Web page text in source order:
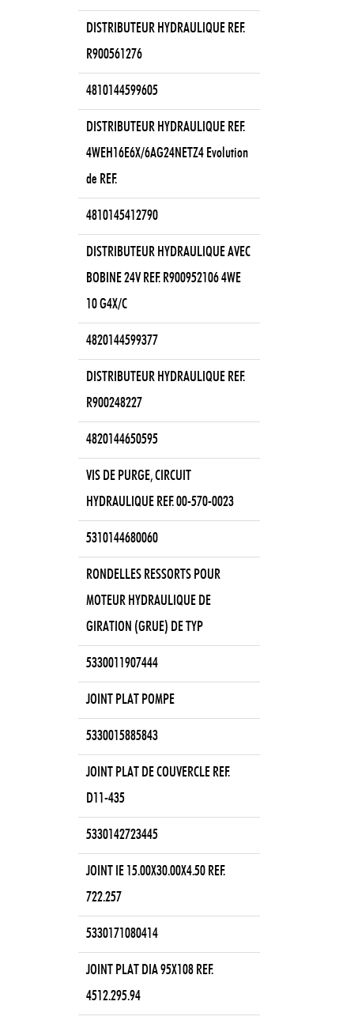
DISTRIBUTEUR HYDRAULIQUE REF.
R900561276
4810144599605
DISTRIBUTEUR HYDRAULIQUE REF.
4WEH16E6X/6AG24NETZ4 Evolution
de REF.
4810145412790
DISTRIBUTEUR HYDRAULIQUE AVEC
BOBINE 24V REF. R900952106 4WE
10 G4X/C
4820144599377
DISTRIBUTEUR HYDRAULIQUE REF.
R900248227
4820144650595
VIS DE PURGE, CIRCUIT
HYDRAULIQUE REF. 00-570-0023
5310144680060
RONDELLES RESSORTS POUR
MOTEUR HYDRAULIQUE DE
GIRATION (GRUE) DE TYP
5330011907444
JOINT PLAT POMPE
5330015885843
JOINT PLAT DE COUVERCLE REF.
D11-435
5330142723445
JOINT IE 15.00X30.00X4.50 REF.
722.257
5330171080414
JOINT PLAT DIA 95X108 REF.
4512.295.94